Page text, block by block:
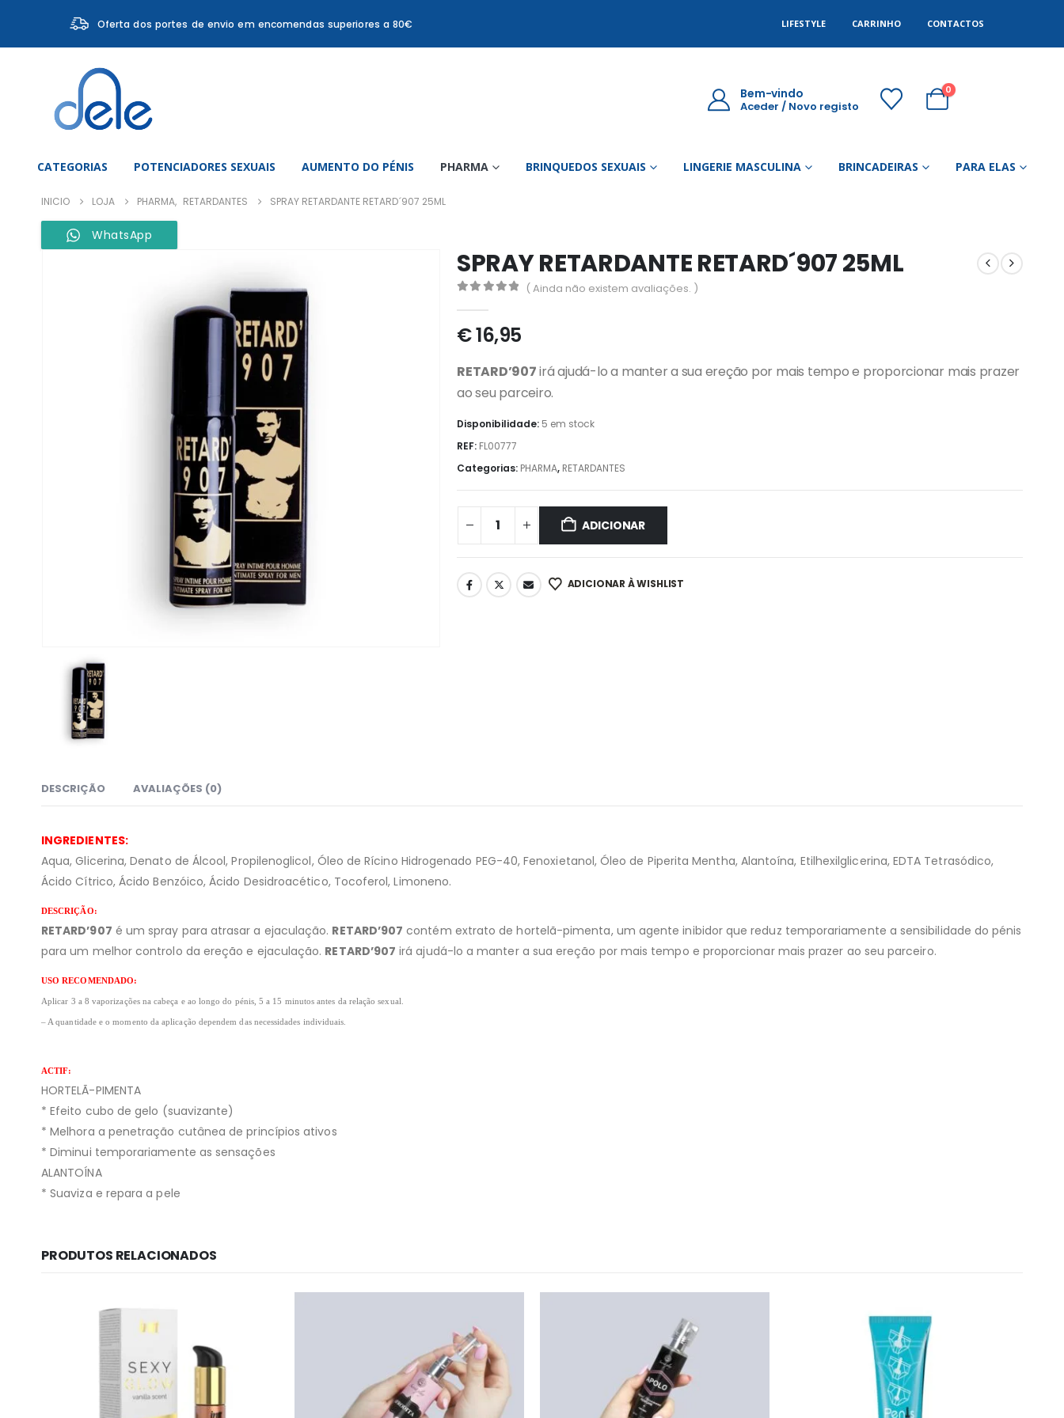
Oferta dos portes de envio em encomendas superiores a 80€ LIFESTYLE CARRINHO CONTACTOS
Bem-vindo
Aceder / Novo registo
0
CATEGORIAS POTENCIADORES SEXUAIS AUMENTO DO PÉNIS PHARMA BRINQUEDOS SEXUAIS LINGERIE MASCULINA BRINCADEIRAS PARA ELAS
INICIO LOJA PHARMA, RETARDANTES SPRAY RETARDANTE RETARD´907 25ML
WhatsApp
SPRAY RETARDANTE RETARD´907 25ML
( Ainda não existem avaliações. )
€16,95
RETARD’907irá ajudá-lo a manter a sua ereção por mais tempo e proporcionar mais prazer
ao seu parceiro.
Disponibilidade: 5 em stock
REF: FL00777
Categorias: PHARMA, RETARDANTES
ADICIONAR
ADICIONAR À WISHLIST
DESCRIÇÃO AVALIAÇÕES (0)
INGREDIENTES:
Aqua, Glicerina, Denato de Álcool, Propilenoglicol, Óleo de Rícino Hidrogenado PEG-40, Fenoxietanol, Óleo de Piperita Mentha, Alantoína, Etilhexilglicerina, EDTA Tetrasódico,
Ácido Cítrico, Ácido Benzóico, Ácido Desidroacético, Tocoferol, Limoneno.
DESCRIÇÃO:
RETARD’907 é um spray para atrasar a ejaculação. RETARD’907 contém extrato de hortelã-pimenta, um agente inibidor que reduz temporariamente a sensibilidade do pénis
para um melhor controlo da ereção e ejaculação. RETARD’907 irá ajudá-lo a manter a sua ereção por mais tempo e proporcionar mais prazer ao seu parceiro.
USO RECOMENDADO:
Aplicar 3 a 8 vaporizações na cabeça e ao longo do pénis, 5 a 15 minutos antes da relação sexual.
– A quantidade e o momento da aplicação dependem das necessidades individuais.
ACTIF:
HORTELÃ-PIMENTA
* Efeito cubo de gelo (suavizante)
* Melhora a penetração cutânea de princípios ativos
* Diminui temporariamente as sensações
ALANTOÍNA
* Suaviza e repara a pele
PRODUTOS RELACIONADOS